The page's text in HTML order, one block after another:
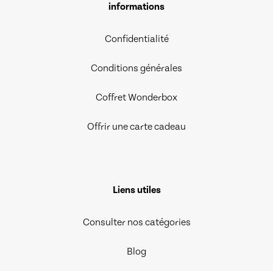
informations
Confidentialité
Conditions générales
Coffret Wonderbox
Offrir une carte cadeau
Liens utiles
Consulter nos catégories
Blog